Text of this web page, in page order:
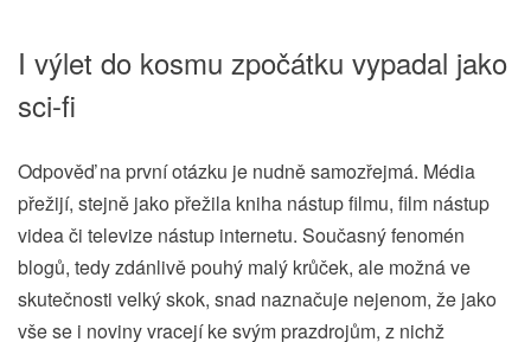
I výlet do kosmu zpočátku vypadal jako
sci-fi
Odpověď na první otázku je nudně samozřejmá. Média
přežijí, stejně jako přežila kniha nástup filmu, film nástup
videa či televize nástup internetu. Současný fenomén
blogů, tedy zdánlivě pouhý malý krůček, ale možná ve
skutečnosti velký skok, snad naznačuje nejenom, že jako
vše se i noviny vracejí ke svým prazdrojům, z nichž